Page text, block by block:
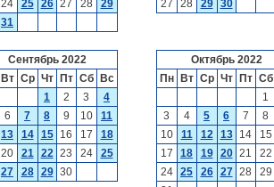
24 25 26 27 28
29
31
27
28 29 30
Сентябрь 2022
Вт Ср Чт Пт Сб
Вс
1
2 3
4
6 7 8 9 10
11
13 14 15 16 17
18
20 21 22 23 24
25
27 28 29 30
Октябрь 2022
Пн
Вт Ср Чт Пт Сб
1
3
4 5 6 7 8
10
11 12 13 14 15
17
18 19 20 21 22
24
25 26 27 28 29